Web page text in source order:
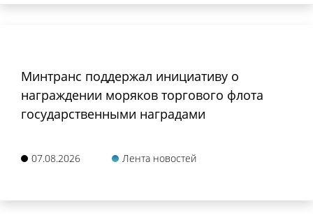
Минтранс поддержал инициативу о
награждении моряков торгового флота
государственными наградами
07.08.2026 Лента новостей